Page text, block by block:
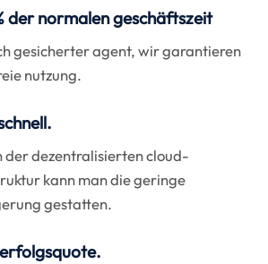
der normalen geschäftszeit
gesicherter agent, wir garantieren
nutzung.
der dezentralisierten cloud-
kann man die geringe
gestatten.